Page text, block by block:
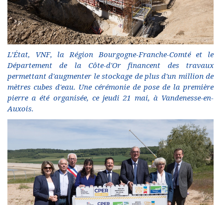
L’État, VNF, la Région Bourgogne-Franche-Comté et le
Département de la Côte-d'Or financent des travaux
permettant d'augmenter le stockage de plus d'un million de
mètres cubes d'eau. Une cérémonie de pose de la première
pierre a été organisée, ce jeudi 21 mai, à Vandenesse-en-
Auxois.